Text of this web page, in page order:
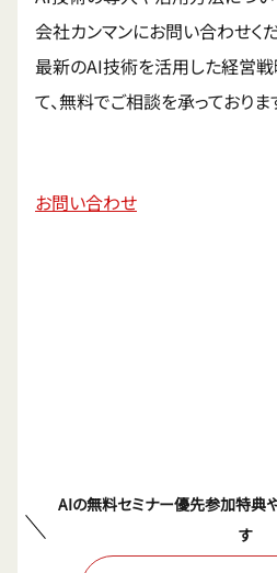
会社カンマンにお問い合わせくだ
最新のAI技術を活用した経営
て、無料でご相談を承っておりま
お問い合わせ
AIの無料セミナー優先参加特典
す